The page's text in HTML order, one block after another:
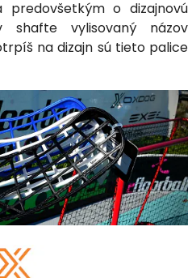
o dizajnovú
shafte vylisovaný názov
na dizajn sú tieto palice